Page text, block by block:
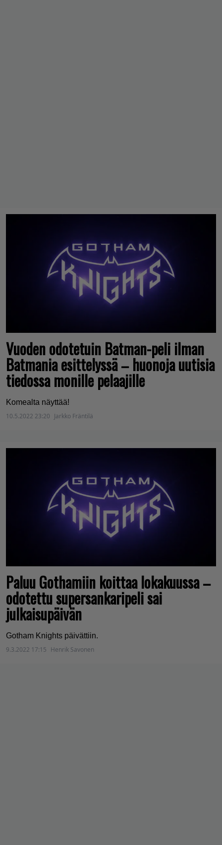
Vuoden odotetuin Batman-peli ilman
Batmania esittelyssä – huonoja uutisia
tiedossa monille pelaajille
Komealta näyttää!
10.5.2022 23:20 Jarkko Fräntilä
Paluu Gothamiin koittaa lokakuussa –
odotettu supersankaripeli sai
julkaisupäivän
Gotham Knights päivättiin.
9.3.2022 17:15 Henrik Savonen